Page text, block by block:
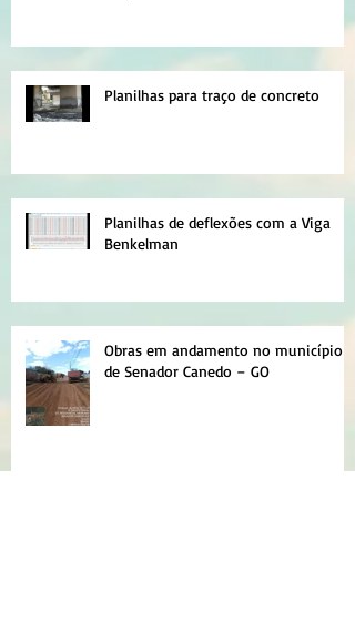
Planilhas para traço de concreto
Planilhas de deflexões com a Viga
Benkelman
Obras em andamento no município
de Senador Canedo – GO